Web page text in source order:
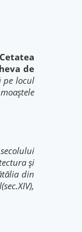
Cetatea
de
pe locul
și
din